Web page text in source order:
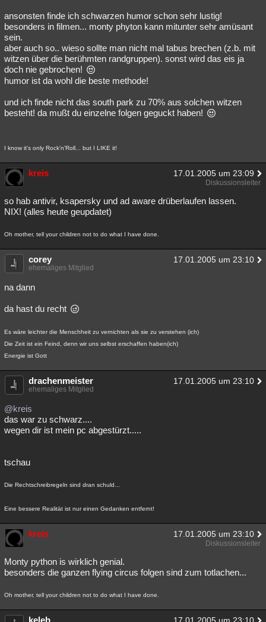
ansonsten finde ich schwarzen humor schon sehr lustig!
besonders in filmen... monty phyton kann mitunter sehr amüsant
sein.
aber auch so.. wieso sollte man nicht mal tabus brechen (z.b. mit
witzen über die berühmten randgruppen). sonst wird das eis ja
doch nie gebrochen!
humor ist da wohl die beste methode!
und ich finde nicht das south park zu 70% aus solchen witzen
besteht! da mußt du einzelne folgen geguckt haben!
I know it's only Rock'n'Roll... but I LIKE it!
kreis 17.01.2005 um 23:09
Diskussionsleiter
so hab antivir, ksapersky und ad aware drüberlaufen lassen.
NIX! (alles heute geupdatet)
Oh mother, tell your children not to do what I have done.
corey 17.01.2005 um 23:10
ehemaliges Mitglied
na dann
da hast du recht
Es wäre leichter die Menschheit zu vernichten als sie zu verstehen (ich)
Die Zeit ist ein Feind, denn wir uns selbst erschaffen haben(ich)
Energie ist Gott
drachenmeister 17.01.2005 um 23:10
ehemaliges Mitglied
@kreis
das war zu schwarz....
wegen dir ist mein pc abgestürzt.....
tschau
Die Rechtschreibregeln sind dran schuld...
Eine bessere Realität ist nur einen Gedanken entfernt!
kreis 17.01.2005 um 23:10
Diskussionsleiter
Monty python is wirklich genial.
besonders die ganzen flying circus folgen sind zum totlachen...
Oh mother, tell your children not to do what I have done.
keleb